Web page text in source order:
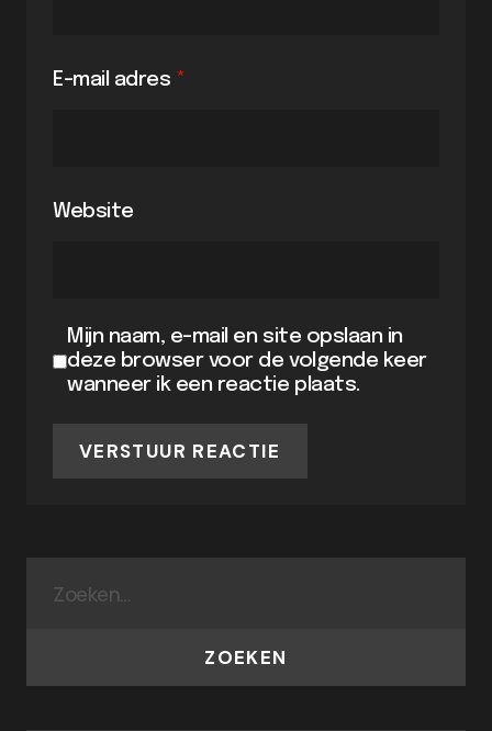
E-mail adres *
Website
Mijn naam, e-mail en site opslaan in
deze browser voor de volgende keer
wanneer ik een reactie plaats.
VERSTUUR REACTIE
ZOEKEN